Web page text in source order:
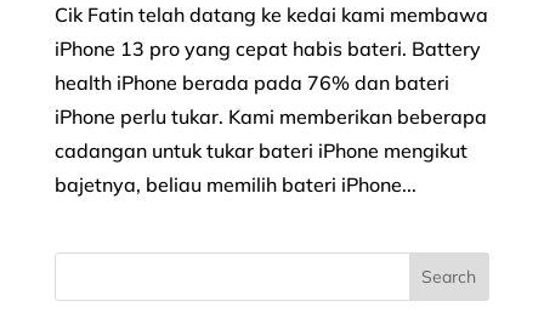
Cik Fatin telah datang ke kedai kami membawa
iPhone 13 pro yang cepat habis bateri. Battery
health iPhone berada pada 76% dan bateri
iPhone perlu tukar. Kami memberikan beberapa
cadangan untuk tukar bateri iPhone mengikut
bajetnya, beliau memilih bateri iPhone...